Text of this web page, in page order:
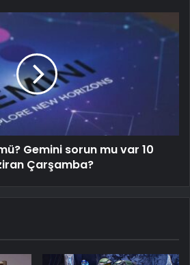
Gemini sorun mu var 10
Çarşamba?